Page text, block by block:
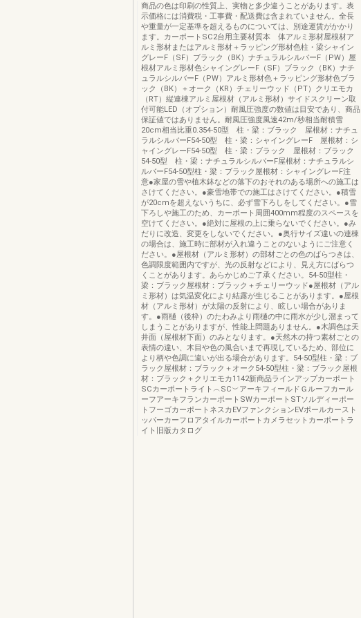
商品の色は印刷の性質上、実物と多少違うことがあります。表
示価格には消費税・工事費・配送費は含まれていません。全長
や重量が一定基準を超えるものについては、別途運賃がかかり
ます。カーポートSC2台用主要材質本 体アルミ形材屋根材ア
ルミ形材またはアルミ形材＋ラッピング形材色柱・梁シャイン
グレーF（SF）ブラック（BK）ナチュラルシルバーF（PW）屋
根材アルミ形材色シャイングレーF（SF）ブラック（BK）ナチ
ュラルシルバーF（PW）アルミ形材色＋ラッピング形材色ブラ
ック（BK）＋オーク（KR）チェリーウッド（PT）クリエモカ
（RT）縦連棟アルミ屋根材（アルミ形材）サイドスクリーン取
付可能LED（オプション）耐風圧強度の数値は目安であり、商品
保証値ではありません。耐風圧強度風速42m/秒相当耐積雪
20cm相当比重0.354-50型 柱・梁：ブラック 屋根材：ナチュ
ラルシルバーF54-50型 柱・梁：シャイングレーF 屋根材：シ
ャイングレーF54-50型 柱・梁：ブラック 屋根材：ブラック
54-50型 柱・梁：ナチュラルシルバーF屋根材：ナチュラルシ
ルバーF54-50型柱・梁：ブラック屋根材：シャイングレーF注
意●家屋の雪や植木鉢などの落下のおそれのある場所への施工は
さけてください。●豪雪地帯での施工はさけてください。●積雪
が20cmを超えないうちに、必ず雪下ろしをしてください。●雪
下ろしや施工のため、カーポート周囲400mm程度のスペースを
空けてください。●絶対に屋根の上に乗らないでください。●み
だりに改造、変更をしないでください。●奥行サイズ違いの連棟
の場合は、施工時に部材が入れ違うことのないようにご注意く
ださい。●屋根材（アルミ形材）の部材ごとの色のばらつきは、
色調限度範囲内ですが、光の反射などにより、見え方にばらつ
くことがあります。あらかじめご了承ください。54-50型柱・
梁：ブラック屋根材：ブラック＋チェリーウッド●屋根材（アル
ミ形材）は気温変化により結露が生じることがあります。●屋根
材（アルミ形材）が太陽の反射により、眩しい場合がありま
す。●雨樋（後枠）のたわみより雨樋の中に雨水が少し溜まって
しまうことがありますが、性能上問題ありません。●木調色は天
井面（屋根材下面）のみとなります。●天然木の持つ素材ごとの
表情の違い、木目や色の風合いまで再現しているため、部位に
より柄や色調に違いが出る場合があります。54-50型柱・梁：ブ
ラック屋根材：ブラック＋オーク54-50型柱・梁：ブラック屋根
材：ブラック＋クリエモカ1142新商品ラインアップカーポート
SCカーポートライト︵SC︶アーキフィールドＧルーフカール
ーフアーキフランカーポートSWカーポートSTソルディーポー
トフーゴカーポートネスカEVファンクションEVポールカースト
ッパーカーフロアタイルカーポートカメラセットカーポートラ
イト旧版カタログ